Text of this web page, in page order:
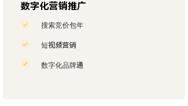
数字化营销推广
搜索竞价包年
短视频营销
数字化品牌通